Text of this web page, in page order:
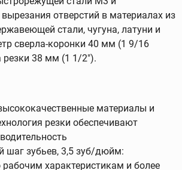
отверстий в материалах из
стали, чугуна, латуни и
сверла-коронки 40 мм (1 9/16
38 мм (1 1/2").
материалы и
резки обеспечивают
шаг зубьев, 3,5 зуб/дюйм:
рабочим характеристикам и более